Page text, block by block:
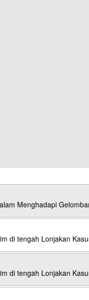
Menghadapi
di tengah Lonjakan
di tengah Lonjakan